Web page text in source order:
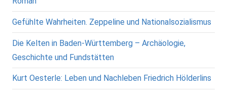
Gefühlte Wahrheiten. Zeppeline und Nationalsozialismus
Die Kelten in Baden-Württemberg – Archäologie,
Geschichte und Fundstätten
Kurt Oesterle: Leben und Nachleben Friedrich Hölderlins